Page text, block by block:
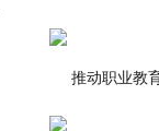
推动职业教